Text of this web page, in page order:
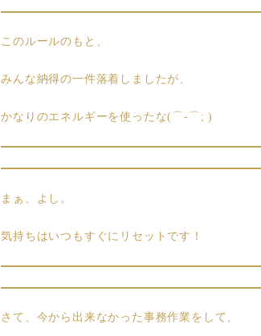
このルールのもと、
みんな納得の一件落着しましたが、
かなりのエネルギーを使ったな(⌒-⌒; )
まぁ、よし。
気持ちはいつもすぐにリセットです！
さて、今から出来なかった事務作業をして、